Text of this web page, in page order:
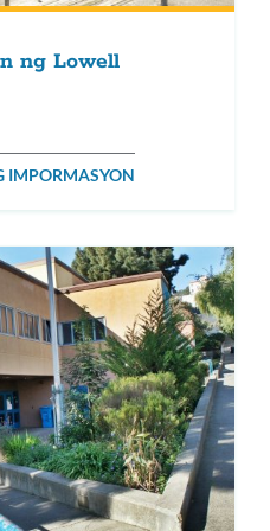
ng Lowell
IMPORMASYON